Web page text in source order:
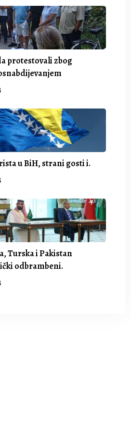
protestovali zbog
u BiH, strani gosti i.
Turska i Pakistan
odbrambeni.